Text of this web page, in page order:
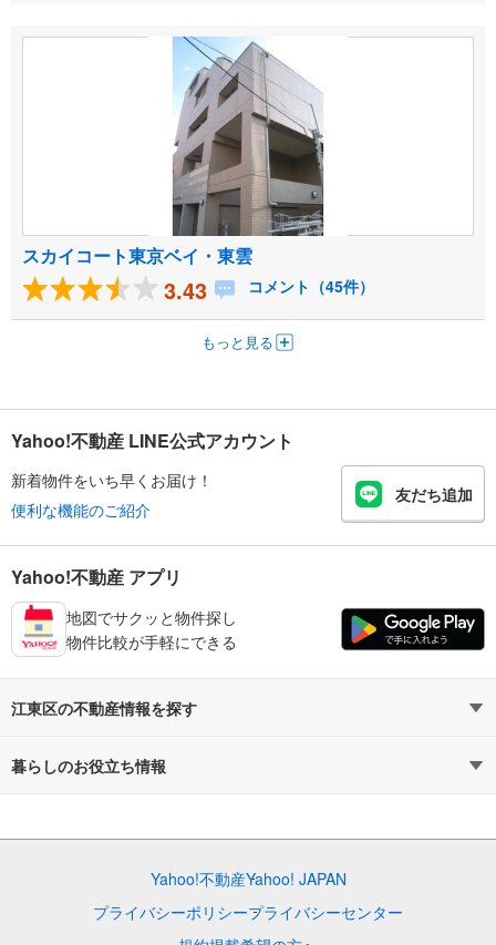
スカイコート東京ベイ・東雲
3.43 コメント（45件）
もっと見る
Yahoo!不動産 LINE公式アカウント
新着物件をいち早くお届け！
便利な機能のご紹介
友だち追加
Yahoo!不動産 アプリ
地図でサクッと物件探し
物件比較が手軽にできる
江東区の不動産情報を探す
不動産・住宅
中古一戸建て
土地
暮らしのお役立ち情報
Yahoo!不動産Yahoo! JAPAN
プライバシーポリシープライバシーセンター